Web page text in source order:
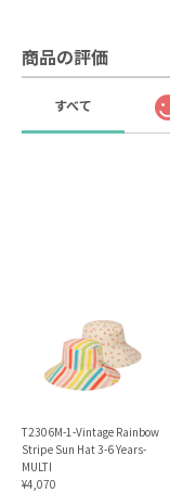
商品の評価
すべて
T2306M-1-Vintage Rainbow
Stripe Sun Hat 3-6 Years-
MULTI
¥4,070